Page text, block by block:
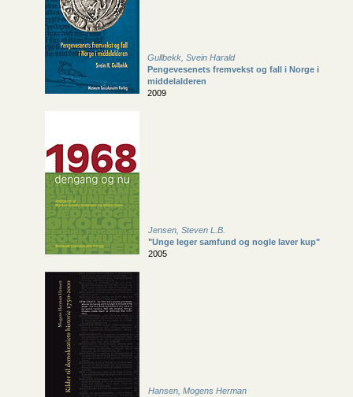
Gullbekk, Svein Harald
Pengevesenets fremvekst og fall i Norge i
middelalderen
2009
Jensen, Steven L.B.
"Unge leger samfund og nogle laver kup"
2005
Hansen, Mogens Herman